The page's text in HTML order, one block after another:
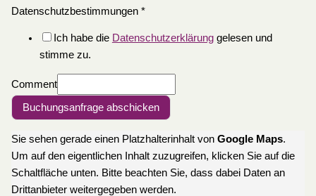
Datenschutzbestimmungen *
Ich habe die Datenschutzerklärunggelesen und
stimme zu.
Comment
Buchungsanfrage abschicken
Sie sehen gerade einen Platzhalterinhalt von Google Maps.
Um auf den eigentlichen Inhalt zuzugreifen, klicken Sie auf die
Schaltfläche unten. Bitte beachten Sie, dass dabei Daten an
Drittanbieter weitergegeben werden.